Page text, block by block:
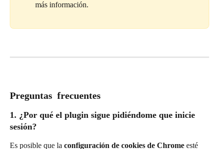
más información.
Preguntas  frecuentes
1. ¿Por qué el plugin sigue pidiéndome que inicie
sesión?
Es posible que la configuración de cookies de Chrome esté